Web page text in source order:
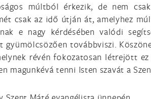
múltból érkezik, de nem
csak az idő útján át, amelyhez
e nagy kérdésében valódi
gyümölcsözően továbbviszi.
révén fokozatosan létrejött
magunkévá tenni Isten szavát a